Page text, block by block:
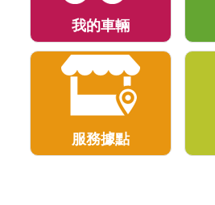
我的車輛
服務據點